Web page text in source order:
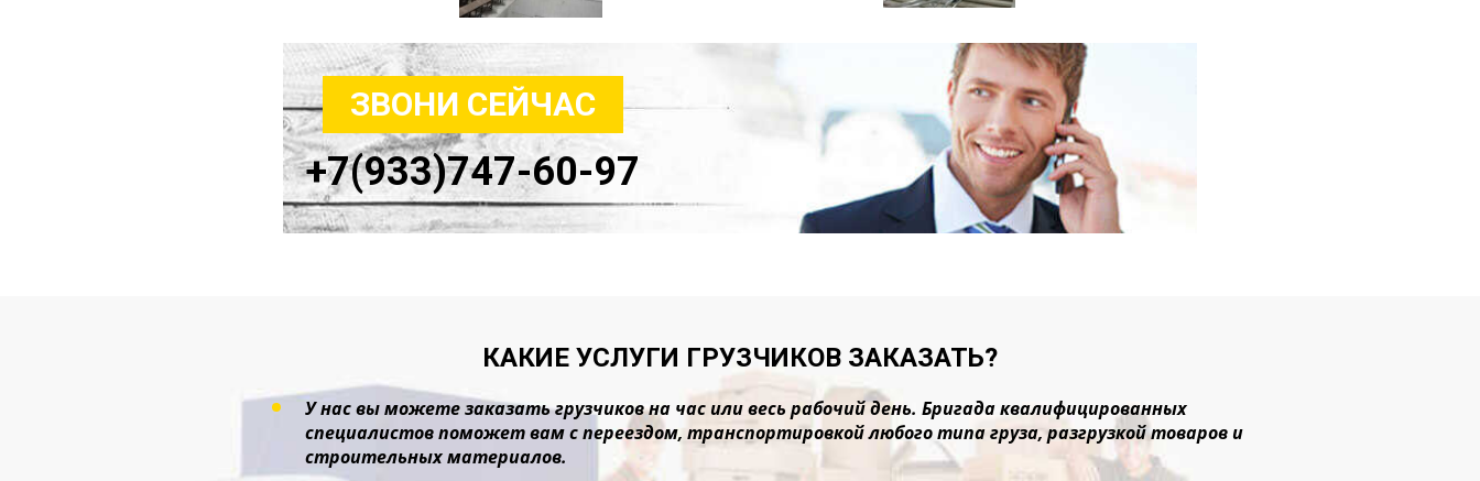
ЗВОНИ СЕЙЧАС
+7(933)747-60-97
КАКИЕ УСЛУГИ ГРУЗЧИКОВ ЗАКАЗАТЬ?
У нас вы можете заказать грузчиков на час или весь рабочий день. Бригада квалифицированных
специалистов поможет вам с переездом, транспортировкой любого типа груза, разгрузкой товаров и
строительных материалов.